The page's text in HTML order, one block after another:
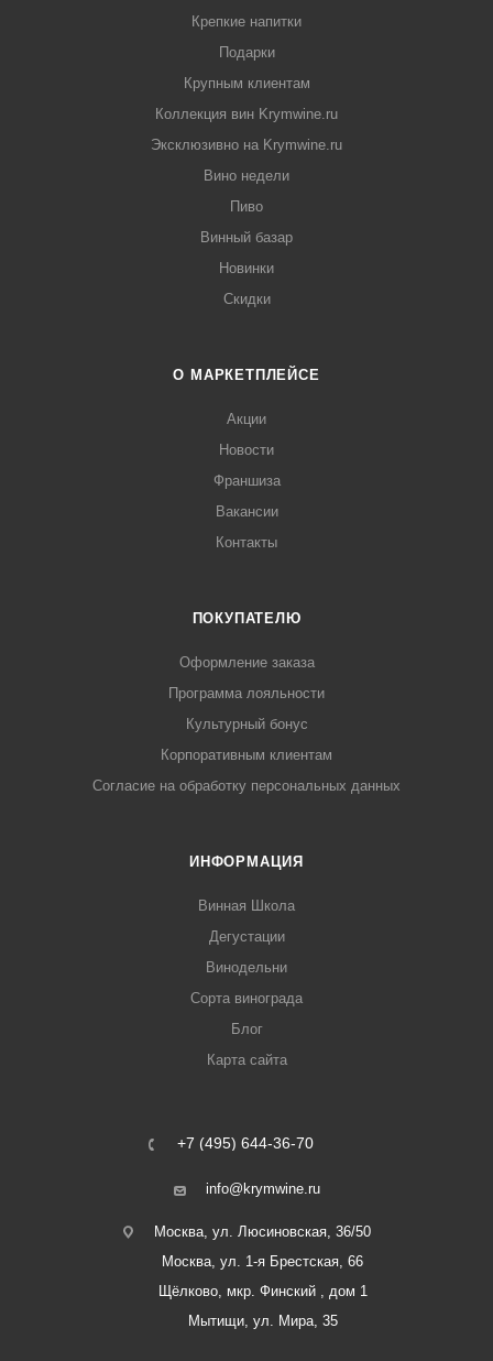
Крепкие напитки
Подарки
Крупным клиентам
Коллекция вин Krymwine.ru
Эксклюзивно на Krymwine.ru
Вино недели
Пиво
Винный базар
Новинки
Скидки
О МАРКЕТПЛЕЙСЕ
Акции
Новости
Франшиза
Вакансии
Контакты
ПОКУПАТЕЛЮ
Оформление заказа
Программа лояльности
Культурный бонус
Корпоративным клиентам
Согласие на обработку персональных данных
ИНФОРМАЦИЯ
Винная Школа
Дегустации
Винодельни
Сорта винограда
Блог
Карта сайта
+7 (495) 644-36-70
info@krymwine.ru
Москва, ул. Люсиновская, 36/50
Москва, ул. 1-я Брестская, 66
Щёлково, мкр. Финский , дом 1
Мытищи, ул. Мира, 35